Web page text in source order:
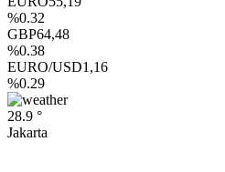
%0.32
GBP64,48
%0.38
EURO/USD1,16
%0.29
28.9 °
Jakarta